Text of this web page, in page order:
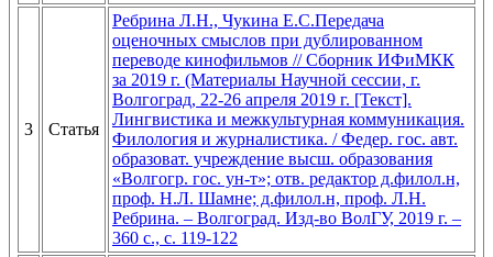
3 Статья
Ребрина Л.Н., Чукина Е.С.Передача
оценочных смыслов при дублированном
переводе кинофильмов // Сборник ИФиМКК
за 2019 г. (Материалы Научной сессии, г.
Волгоград, 22-26 апреля 2019 г. [Текст].
Лингвистика и межкультурная коммуникация.
Филология и журналистика. / Федер. гос. авт.
образоват. учреждение высш. образования
«Волгогр. гос. ун-т»; отв. редактор д.филол.н,
проф. Н.Л. Шамне; д.филол.н, проф. Л.Н.
Ребрина. – Волгоград. Изд-во ВолГУ, 2019 г. –
360 с., с. 119-122